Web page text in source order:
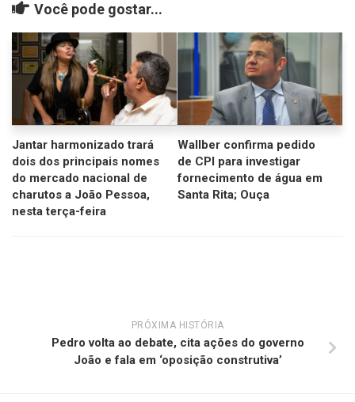
Você pode gostar...
Jantar harmonizado trará
dois dos principais nomes
do mercado nacional de
charutos a João Pessoa,
nesta terça-feira
Wallber confirma pedido
de CPI para investigar
fornecimento de água em
Santa Rita; Ouça
PRÓXIMA HISTÓRIA
Pedro volta ao debate, cita ações do governo
João e fala em ‘oposição construtiva’